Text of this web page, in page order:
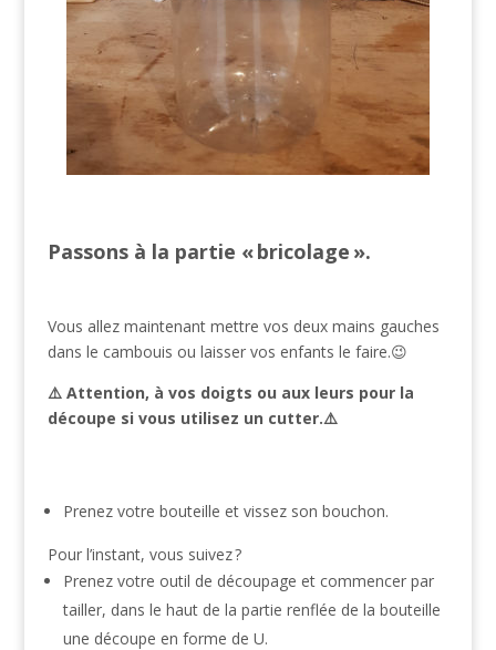
Passons à la partie « bricolage ».
Vous allez maintenant mettre vos deux mains gauches
dans le cambouis ou laisser vos enfants le faire.😉
⚠️ Attention, à vos doigts ou aux leurs pour la
découpe si vous utilisez un cutter.⚠️
Prenez votre bouteille et vissez son bouchon.
Pour l’instant, vous suivez ?
Prenez votre outil de découpage et commencer par
tailler, dans le haut de la partie renflée de la bouteille
une découpe en forme de U.